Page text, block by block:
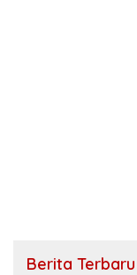
Berita Terbaru